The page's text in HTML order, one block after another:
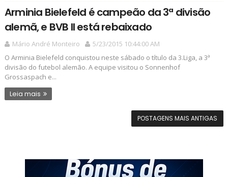
Arminia Bielefeld é campeão da 3ª divisão
alemã, e BVB II está rebaixado
Mário André Monteiro
5/23/2015 10:44:00 AM
O Arminia Bielefeld conquistou neste sábado o título da 3.Liga, a 3ª
divisão do futebol alemão. A equipe visitou o Sonnenhof
Grossaspach e...
Leia mais
POSTAGENS MAIS ANTIGAS